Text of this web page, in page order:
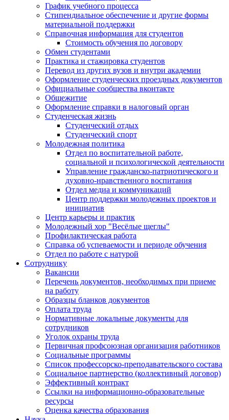
График учебного процесса
Стипендиальное обеспечение и другие формы
материальной поддержки
Справочная информация для студентов
Cтоимость обучения по договору
Обмен студентами
Практика и стажировка студентов
Перевод из других вузов и внутри академии
Оформление студенческих проездных документов
Официальные сообщества вконтакте
Общежитие
Оформление справки в налоговый орган
Студенческая жизнь
Студенческий отдых
Студенческий спорт
Молодежная политика
Отдел по воспитательной работе,
социальной и психологической деятельности
Управление гражданско-патриотического и
духовно-нравственного воспитания
Отдел медиа и коммуникаций
Центр поддержки молодежных проектов и
инициатив
Центр карьеры и практик
Молодежный хор "Весёлые щеглы"
Профилактическая работа
Справка об успеваемости и периоде обучения
Отдел по работе с натурой
Сотруднику
Вакансии
Перечень документов, необходимых при приеме
на работу
Образцы бланков документов
Оплата труда
Нормативные локальные документы для
сотрудников
Уголок охраны труда
Первичная профсоюзная организация работников
Социальные программы
Список профессорско-преподавательского состава
Социальное партнерство (коллективный договор)
Эффективный контракт
Ссылки на информационно-образовательные
ресурсы
Оценка качества образования